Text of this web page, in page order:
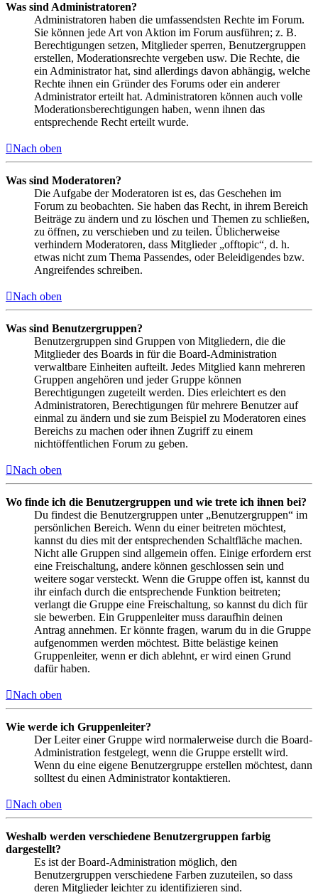
Was sind Administratoren?
Administratoren haben die umfassendsten Rechte im Forum.
Sie können jede Art von Aktion im Forum ausführen; z. B.
Berechtigungen setzen, Mitglieder sperren, Benutzergruppen
erstellen, Moderationsrechte vergeben usw. Die Rechte, die
ein Administrator hat, sind allerdings davon abhängig, welche
Rechte ihnen ein Gründer des Forums oder ein anderer
Administrator erteilt hat. Administratoren können auch volle
Moderationsberechtigungen haben, wenn ihnen das
entsprechende Recht erteilt wurde.
Nach oben
Was sind Moderatoren?
Die Aufgabe der Moderatoren ist es, das Geschehen im
Forum zu beobachten. Sie haben das Recht, in ihrem Bereich
Beiträge zu ändern und zu löschen und Themen zu schließen,
zu öffnen, zu verschieben und zu teilen. Üblicherweise
verhindern Moderatoren, dass Mitglieder „offtopic“, d. h.
etwas nicht zum Thema Passendes, oder Beleidigendes bzw.
Angreifendes schreiben.
Nach oben
Was sind Benutzergruppen?
Benutzergruppen sind Gruppen von Mitgliedern, die die
Mitglieder des Boards in für die Board-Administration
verwaltbare Einheiten aufteilt. Jedes Mitglied kann mehreren
Gruppen angehören und jeder Gruppe können
Berechtigungen zugeteilt werden. Dies erleichtert es den
Administratoren, Berechtigungen für mehrere Benutzer auf
einmal zu ändern und sie zum Beispiel zu Moderatoren eines
Bereichs zu machen oder ihnen Zugriff zu einem
nichtöffentlichen Forum zu geben.
Nach oben
Wo finde ich die Benutzergruppen und wie trete ich ihnen bei?
Du findest die Benutzergruppen unter „Benutzergruppen“ im
persönlichen Bereich. Wenn du einer beitreten möchtest,
kannst du dies mit der entsprechenden Schaltfläche machen.
Nicht alle Gruppen sind allgemein offen. Einige erfordern erst
eine Freischaltung, andere können geschlossen sein und
weitere sogar versteckt. Wenn die Gruppe offen ist, kannst du
ihr einfach durch die entsprechende Funktion beitreten;
verlangt die Gruppe eine Freischaltung, so kannst du dich für
sie bewerben. Ein Gruppenleiter muss daraufhin deinen
Antrag annehmen. Er könnte fragen, warum du in die Gruppe
aufgenommen werden möchtest. Bitte belästige keinen
Gruppenleiter, wenn er dich ablehnt, er wird einen Grund
dafür haben.
Nach oben
Wie werde ich Gruppenleiter?
Der Leiter einer Gruppe wird normalerweise durch die Board-
Administration festgelegt, wenn die Gruppe erstellt wird.
Wenn du eine eigene Benutzergruppe erstellen möchtest, dann
solltest du einen Administrator kontaktieren.
Nach oben
Weshalb werden verschiedene Benutzergruppen farbig
dargestellt?
Es ist der Board-Administration möglich, den
Benutzergruppen verschiedene Farben zuzuteilen, so dass
deren Mitglieder leichter zu identifizieren sind.